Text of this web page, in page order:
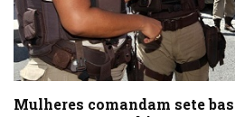
Mulheres comandam sete